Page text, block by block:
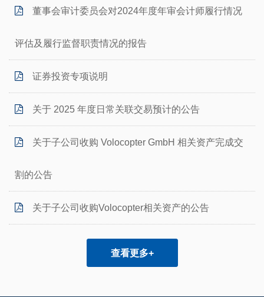
董事会审计委员会对2024年度年审会计师履行情况
评估及履行监督职责情况的报告
证券投资专项说明
关于 2025 年度日常关联交易预计的公告
关于子公司收购 Volocopter GmbH 相关资产完成交
割的公告
关于子公司收购Volocopter相关资产的公告
查看更多+